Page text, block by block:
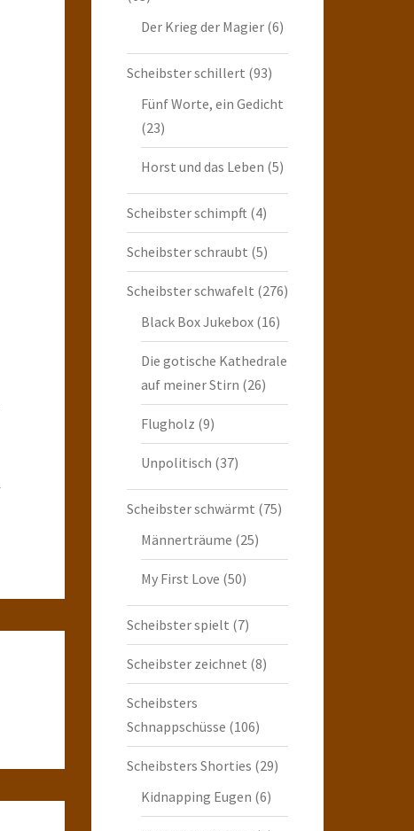
Der Krieg der Magier(6)
Scheibster schillert (93)
Fünf Worte, ein Gedicht
(23)
Horst und das Leben (5)
Scheibster schimpft (4)
Scheibster schraubt (5)
Scheibster schwafelt (276)
Black Box Jukebox(16)
Die gotische Kathedrale
auf meiner Stirn (26)
Flugholz (9)
Unpolitisch (37)
Scheibster schwärmt (75)
Männerträume (25)
My First Love (50)
Scheibster spielt (7)
Scheibster zeichnet (8)
Scheibsters
Schnappschüsse (106)
Scheibsters Shorties (29)
Kidnapping Eugen (6)